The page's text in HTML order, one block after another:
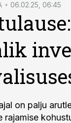
06.02.25, 06:45
on palju
rajamise